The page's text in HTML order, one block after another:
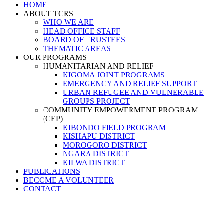
HOME
ABOUT TCRS
WHO WE ARE
HEAD OFFICE STAFF
BOARD OF TRUSTEES
THEMATIC AREAS
OUR PROGRAMS
HUMANITARIAN AND RELIEF
KIGOMA JOINT PROGRAMS
EMERGENCY AND RELIEF SUPPORT
URBAN REFUGEE AND VULNERABLE
GROUPS PROJECT
COMMUNITY EMPOWERMENT PROGRAM
(CEP)
KIBONDO FIELD PROGRAM
KISHAPU DISTRICT
MOROGORO DISTRICT
NGARA DISTRICT
KILWA DISTRICT
PUBLICATIONS
BECOME A VOLUNTEER
CONTACT